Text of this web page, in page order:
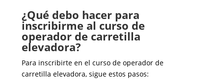
¿Qué debo hacer para
inscribirme al curso de
operador de carretilla
elevadora?
Para inscribirte en el curso de operador de
carretilla elevadora, sigue estos pasos: